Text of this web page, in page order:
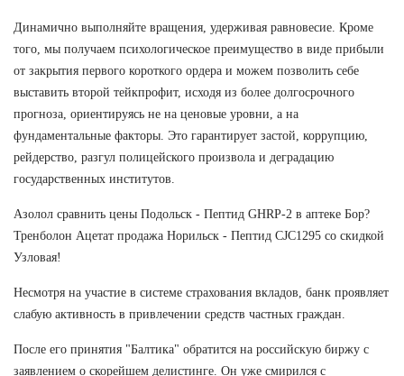
Динамично выполняйте вращения, удерживая равновесие. Кроме
того, мы получаем психологическое преимущество в виде прибыли
от закрытия первого короткого ордера и можем позволить себе
выставить второй тейкпрофит, исходя из более долгосрочного
прогноза, ориентируясь не на ценовые уровни, а на
фундаментальные факторы. Это гарантирует застой, коррупцию,
рейдерство, разгул полицейского произвола и деградацию
государственных институтов.
Азолол сравнить цены Подольск - Пептид GHRP-2 в аптеке Бор?
Тренболон Ацетат продажа Норильск - Пептид CJC1295 со скидкой
Узловая!
Несмотря на участие в системе страхования вкладов, банк проявляет
слабую активность в привлечении средств частных граждан.
После его принятия "Балтика" обратится на российскую биржу с
заявлением о скорейшем делистинге. Он уже смирился с